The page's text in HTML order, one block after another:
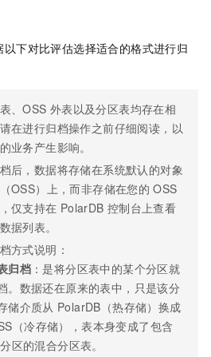
下对比评估选择适合的格式进行归
、OSS 外表以及分区表均存在相
在进行归档操作之前仔细阅读，以
业务产生影响。
后，数据将存储在系统默认的对象
OSS）上，而非存储在您的 OSS
仅支持在 PolarDB 控制台上查看
据列表。
方式说明：
归档 ：是将分区表中的某个分区就
。数据还在原来的表中，只是该分
储介质从 PolarDB （热存储）换成
（冷存储），表本身变成了包含
区的混合分区表。